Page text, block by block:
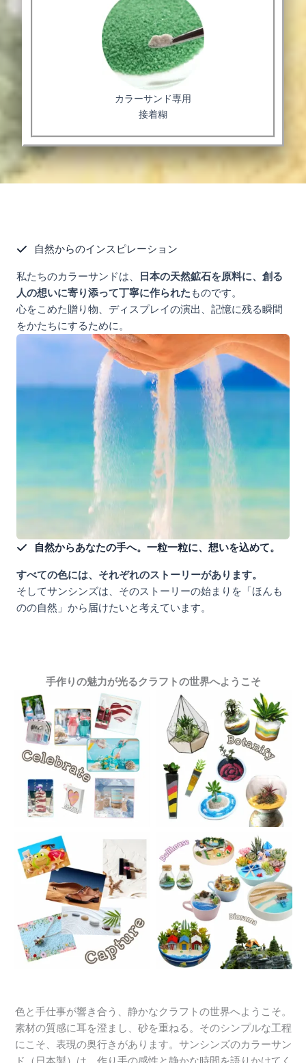
カラーサンド専用
接着糊
自然からのインスピレーション
私たちのカラーサンドは、
日本の天然鉱石を原料に、創る
人の想いに寄り添って丁寧に作られた ものです。
心をこめた贈り物、ディスプレイの演出、記憶に残る瞬間
をかたちにするために。
自然からあなたの手へ。一粒一粒に、想いを込めて。
すべての色には、それぞれのストーリーがあります。
そしてサンシンズは、そのストーリーの始まりを「ほんも
のの自然」から届けたいと考えています。
手作りの魅力が光るクラフトの世界へようこそ
色と手仕事が響き合う、静かなクラフトの世界へようこそ。
素材の質感に耳を澄まし、砂を重ねる。そのシンプルな工程
にこそ、表現の奥行きがあります。サンシンズのカラーサン